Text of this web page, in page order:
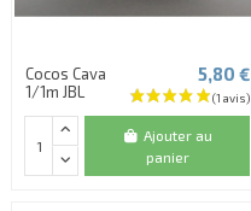
Cocos Cava
1/1m JBL
5,80 €
Ajouter au
panier